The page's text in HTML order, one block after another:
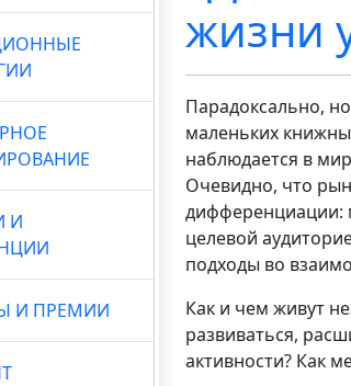
И
И ПРЕМИИ
жизни
Парадоксально,
маленьких
наблюдается в
Очевидно, что
дифференциации:
целевой
подходы во
Как и чем живут
развиваться,
активности? Как